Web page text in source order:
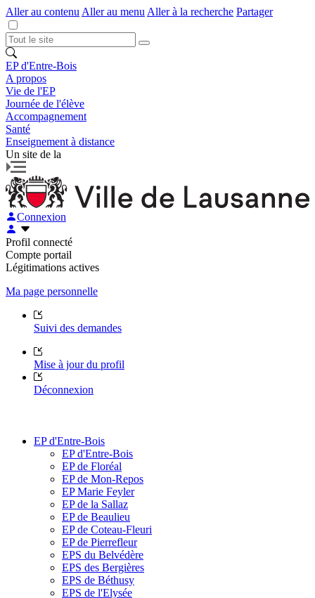
Aller au contenu Aller au menu Aller à la recherche Partager
EP d'Entre-Bois
A propos
Vie de l'EP
Journée de l'élève
Accompagnement
Santé
Enseignement à distance
Un site de la
Connexion
Profil connecté
Compte portail
Légitimations actives
Ma page personnelle
Suivi des demandes
Mise à jour du profil
Déconnexion
EP d'Entre-Bois
EP d'Entre-Bois
EP de Floréal
EP de Mon-Repos
EP Marie Feyler
EP de la Sallaz
EP de Beaulieu
EP de Coteau-Fleuri
EP de Pierrefleur
EPS du Belvédère
EPS des Bergières
EPS de Béthusy
EPS de l'Elysée